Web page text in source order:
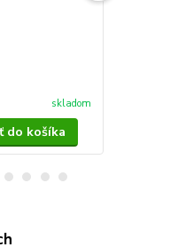
skladom
do košíka